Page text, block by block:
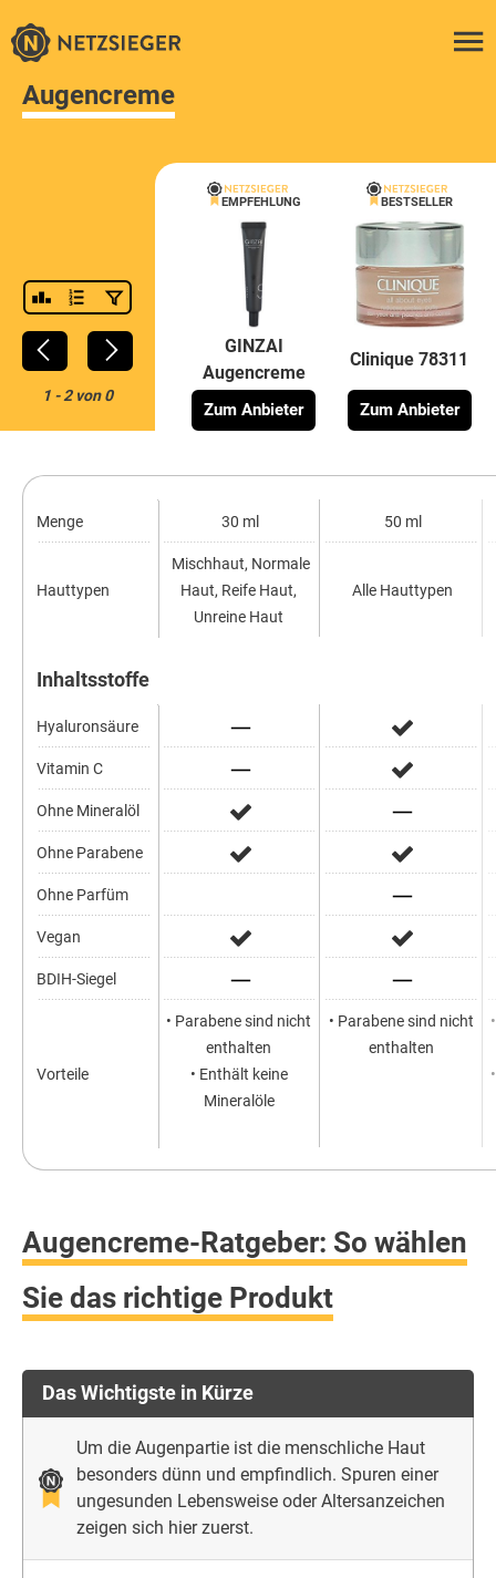
Augencreme
1-2von0
EMPFEHLUNG
GINZAI
Augencreme
Zum Anbieter
BESTSELLER
Clinique 78311
Zum Anbieter
Menge
Hauttypen
Inhaltsstoffe
Hyaluronsäure
Vitamin C
Ohne Mineralöl
Ohne Parabene
Ohne Parfüm
Vegan
BDIH-Siegel
Vorteile
30 ml
Mischhaut, Normale
Haut, Reife Haut,
Unreine Haut
• Parabene sind nicht
enthalten
• Enthält keine
Mineralöle
50 ml
Alle Hauttypen
• Parabene sind nicht
enthalten
Augencreme-Ratgeber: So wählen
Sie das richtige Produkt
Das Wichtigste in Kürze
Um die Augenpartie ist die menschliche Haut
besonders dünn und empfindlich. Spuren einer
ungesunden Lebensweise oder Altersanzeichen
zeigen sich hier zuerst.